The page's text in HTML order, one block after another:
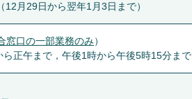
月29日から翌年1月3日まで）
窓口の一部業務のみ）
正午まで，午後1時から午後5時15分まで